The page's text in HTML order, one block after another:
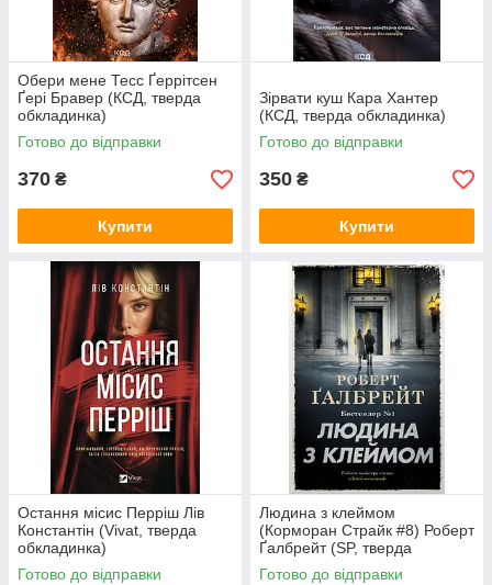
Обери мене Тесс Ґеррітсен
Ґері Бравер (КСД, тверда
обкладинка)
Готово до відправки
370 ₴
Купити
Зірвати куш Кара Хантер
(КСД, тверда обкладинка)
Готово до відправки
350 ₴
Купити
Остання місис Перріш Лів
Константін (Vivat, тверда
обкладинка)
Готово до відправки
Людина з клеймом
(Корморан Страйк #8) Роберт
Ґалбрейт (SP, тверда
обкладинка)
Готово до відправки